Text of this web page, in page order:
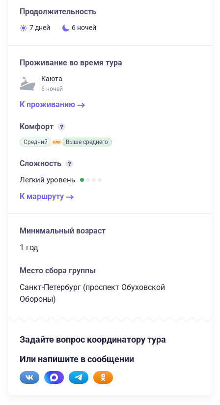
Продолжительность
7 дней 6 ночей
Проживание во время тура
Каюта
6 ночей
К проживанию
Комфорт
Средний Выше среднего
Сложность
Легкий уровень
К маршруту
Минимальный возраст
1 год
Место сбора группы
Санкт-Петербург (проспект Обуховской
Обороны)
Задайте вопрос координатору тура
Или напишите в сообщении